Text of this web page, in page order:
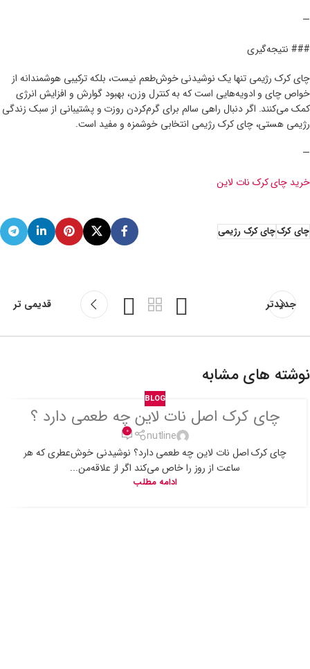
—
### نتیجه‌گیری
چای کرک رژیمی تنها یک نوشیدنی خوش‌طعم نیست، بلکه ترکیبی هوشمندانه از
خواص چای و ادویه‌هایی است که به کنترل وزن، بهبود گوارش و افزایش انرژی
کمک می‌کنند. اگر دنبال راهی سالم برای گرم‌کردن روزت و پشتیبانی از سبک زندگی
رژیمی هستی، چای کرک رژیمی انتخابی خوشمزه و مفید است.
—
خرید چای کرک نات لاین
چای کرکچای کرک رژیمی
جدیدتر قدیمی تر
نوشته های مشابه
BLOG
چای کرک اصل نات لاین چه طعمی دارد ؟
nutline
0
چای کرک اصل نات لاین چه طعمی دارد؟ نوشیدنی خوش‌عطری که هر
ساعت از روز را خاص می‌کند اگر از علاقه‌من...
ادامه مطلب